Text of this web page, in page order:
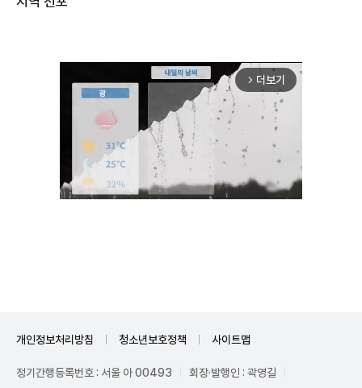
arrow_forward_ios 더보기
개인정보처리방침 청소년보호정책 사이트맵
정기간행등록번호 : 서울 아 00493 회장·발행인 : 곽영길